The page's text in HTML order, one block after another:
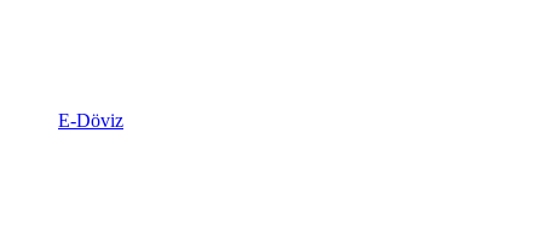
E-Döviz